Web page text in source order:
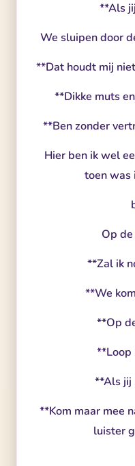
**Als
We sluipen door
**Dat houdt mij
**Dikke muts
**Ben zonder
Hier ben ik wel
toen was
Op
**Zal ik
**We
**Op
**Loop
**Als jij
**Kom maar mee
luister